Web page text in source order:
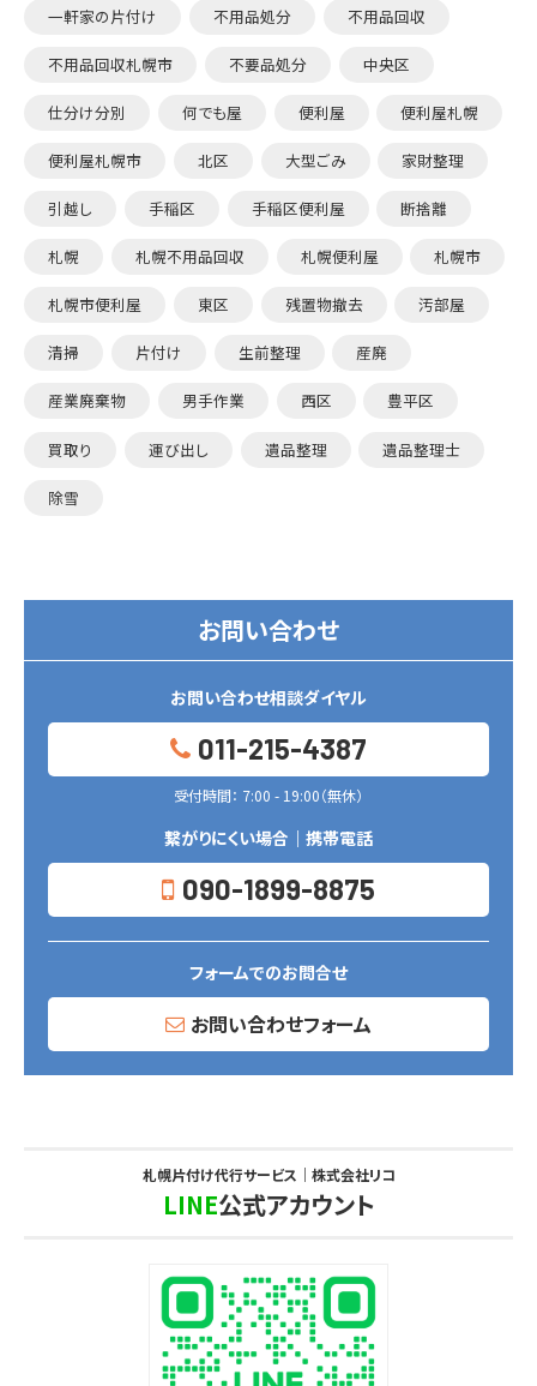
一軒家の片付け 不用品処分 不用品回収
不用品回収札幌市 不要品処分 中央区
仕分け分別 何でも屋 便利屋 便利屋札幌
便利屋札幌市 北区 大型ごみ 家財整理
引越し 手稲区 手稲区便利屋 断捨離
札幌 札幌不用品回収 札幌便利屋 札幌市
札幌市便利屋 東区 残置物撤去 汚部屋
清掃 片付け 生前整理 産廃
産業廃棄物 男手作業 西区 豊平区
買取り 運び出し 遺品整理 遺品整理士
除雪
お問い合わせ
お問い合わせ相談ダイヤル
011-215-4387
受付時間： 7:00 - 19:00（無休）
繋がりにくい場合｜携帯電話
090-1899-8875
フォームでのお問合せ
お問い合わせフォーム
札幌片付け代行サービス｜株式会社リコ
LINE公式アカウント